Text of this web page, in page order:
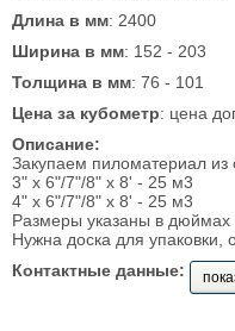
Длина в мм: 2400
Ширина в мм: 152 - 203
Толщина в мм: 76 - 101
Цена за кубометр: цена
Описание:
Закупаем пиломатериал из
3" x 6"/7"/8" x 8' - 25 м3
4" x 6"/7"/8" x 8' - 25 м3
Размеры указаны в дюймах
Нужна доска для
Контактные данные: